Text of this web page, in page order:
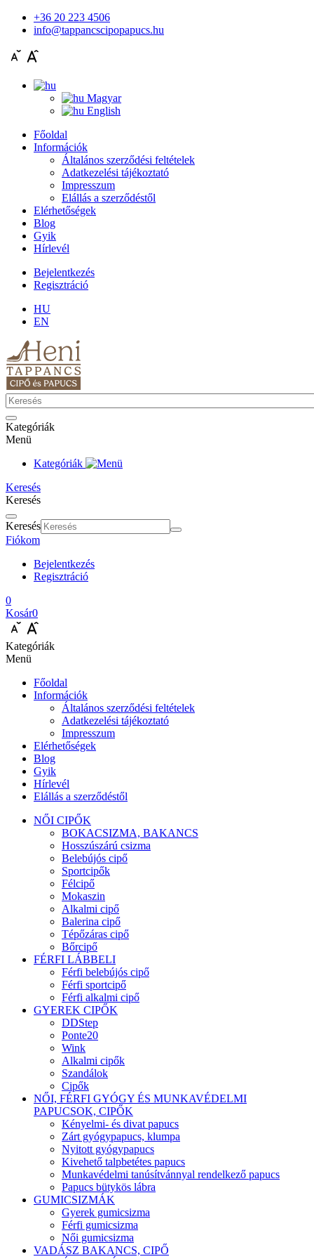
+36 20 223 4506
info@tappancscipopapucs.hu
Magyar
English
Főoldal
Információk
Általános szerződési feltételek
Adatkezelési tájékoztató
Impresszum
Elállás a szerződéstől
Elérhetőségek
Blog
Gyik
Hírlevél
Bejelentkezés
Regisztráció
HU
EN
Kategóriák
Menü
Kategóriák
Keresés
Keresés
Keresés
Fiókom
Bejelentkezés
Regisztráció
0
Kosár0
Kategóriák
Menü
Főoldal
Információk
Általános szerződési feltételek
Adatkezelési tájékoztató
Impresszum
Elérhetőségek
Blog
Gyik
Hírlevél
Elállás a szerződéstől
NŐI CIPŐK
BOKACSIZMA, BAKANCS
Hosszúszárú csizma
Belebújós cipő
Sportcipők
Félcipő
Mokaszin
Alkalmi cipő
Balerina cipő
Tépőzáras cipő
Bőrcipő
FÉRFI LÁBBELI
Férfi belebújós cipő
Férfi sportcipő
Férfi alkalmi cipő
GYEREK CIPŐK
DDStep
Ponte20
Wink
Alkalmi cipők
Szandálok
Cipők
NŐI, FÉRFI GYÓGY ÉS MUNKAVÉDELMI
PAPUCSOK, CIPŐK
Kényelmi- és divat papucs
Zárt gyógypapucs, klumpa
Nyitott gyógypapucs
Kivehető talpbetétes papucs
Munkavédelmi tanúsítvánnyal rendelkező papucs
Papucs bütykös lábra
GUMICSIZMÁK
Gyerek gumicsizma
Férfi gumicsizma
Női gumicsizma
VADÁSZ BAKANCS, CIPŐ